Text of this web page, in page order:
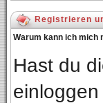
Registrieren
Warum kann ich mich
Hast du